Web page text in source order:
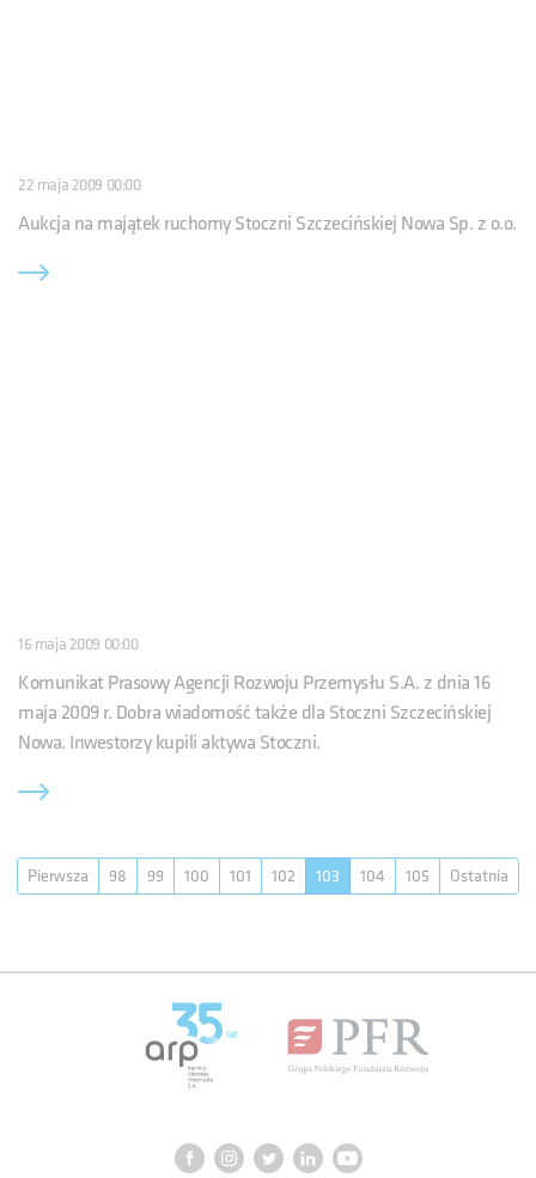
22 maja 2009 00:00
Aukcja na majątek ruchomy Stoczni Szczecińskiej Nowa Sp. z o.o.
16 maja 2009 00:00
Komunikat Prasowy Agencji Rozwoju Przemysłu S.A. z dnia 16
maja 2009 r. Dobra wiadomość także dla Stoczni Szczecińskiej
Nowa. Inwestorzy kupili aktywa Stoczni.
Pierwsza 98 99 100 101 102 103 104 105 Ostatnia